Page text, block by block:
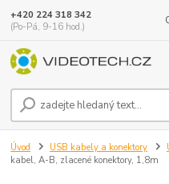
+420 224 318 342
(Po-Pá, 9-16 hod.)
Úvod USB kabely a konektory
kabel, A-B, zlacené konektory, 1,8m